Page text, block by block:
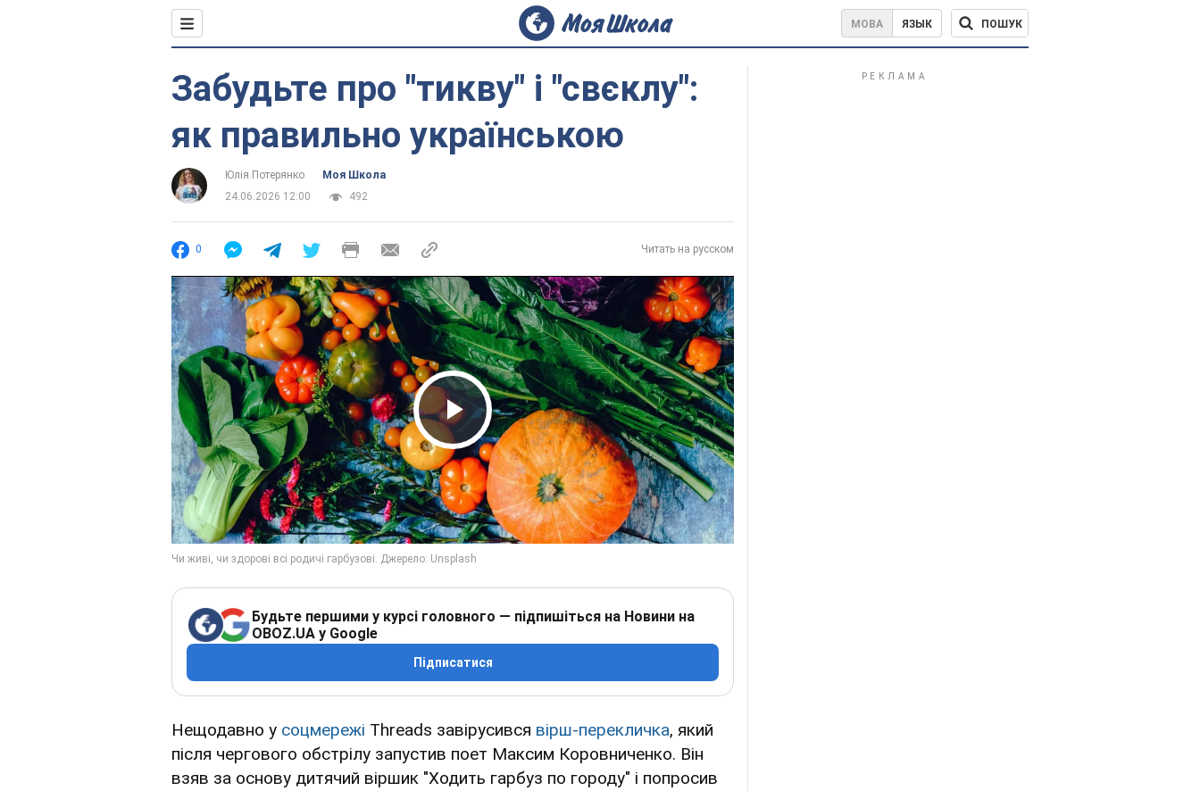
МОВА ЯЗЫК ПОШУК
Забудьте про "тикву" і "свєклу":
як правильно українською
Юлія Потерянко
Моя Школа
24.06.2026 12:00
492
0 Читать на русском
Play Video
Будьте першими у курсі головного — підпишіться на Новини на
OBOZ.UA у Google
Підписатися
Нещодавно у соцмережі Threads завірусився вірш-перекличка, який
після чергового обстрілу запустив поет Максим Коровниченко. Він
взяв за основу дитячий віршик "Ходить гарбуз по городу" і попросив